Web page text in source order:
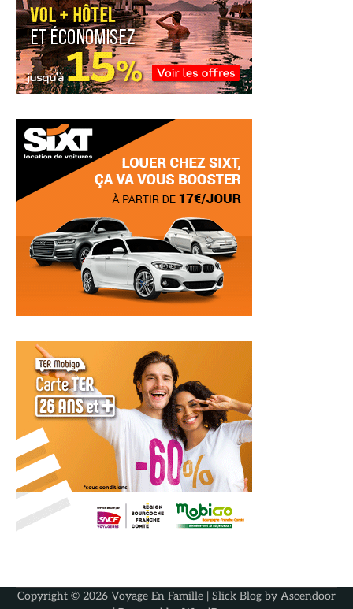
Copyright © 2026 Voyage En Famille | Slick Blog by Ascendoor